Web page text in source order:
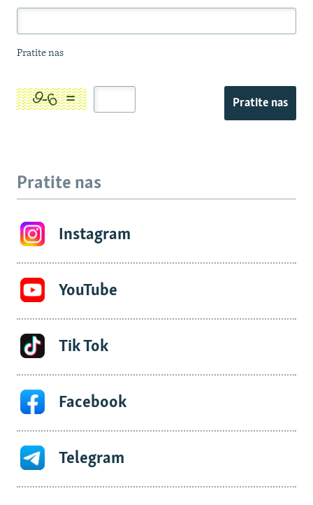
Pratite nas
Pratite nas
Pratite nas
Instagram
YouTube
Tik Tok
Facebook
Telegram